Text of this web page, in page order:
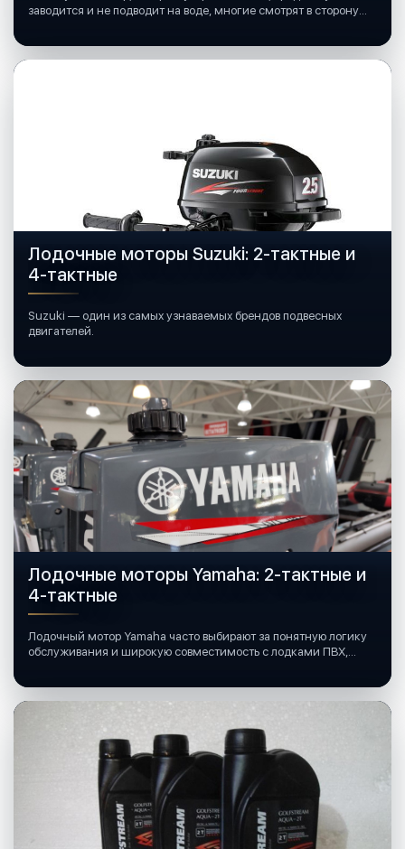
заводится и не подводит на воде, многие смотрят в сторону
Лодочные моторы Suzuki: 2-тактные и
4-тактные
Suzuki — один из самых узнаваемых брендов подвесных
двигателей.
Лодочные моторы Yamaha: 2-тактные и
4-тактные
Лодочный мотор Yamaha часто выбирают за понятную логику
обслуживания и широкую совместимость с лодками ПВХ,